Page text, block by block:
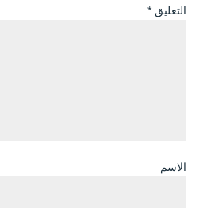
التعليق *
الاسم